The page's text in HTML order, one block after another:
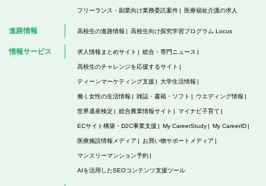
フリーランス・副業向け業務委託案件 医療福祉介護の求人
進路情報 高校生の進路情報 高校生向け探究学習プログラム Locus
情報サービス 求人情報まとめサイト 総合・専門ニュース
高校生のチャレンジを応援するサイト
ティーンマーケティング支援 大学生活情報
働く女性の生活情報 雑誌・書籍・ソフト ウエディング情報
世界遺産検定 総合農業情報サイト マイナビ子育て
ECサイト構築・D2C事業支援 My CareerStudy My CareerID
医療施設情報メディア お買い物サポートメディア
マンスリーマンション予約
AIを活用したSEOコンテンツ支援ツール